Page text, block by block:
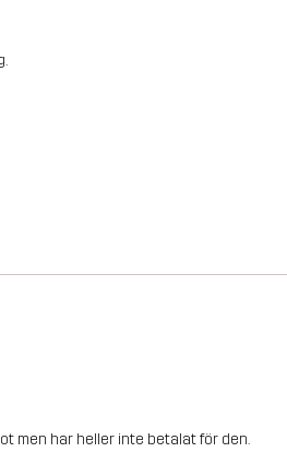
men har heller inte betalat för den.